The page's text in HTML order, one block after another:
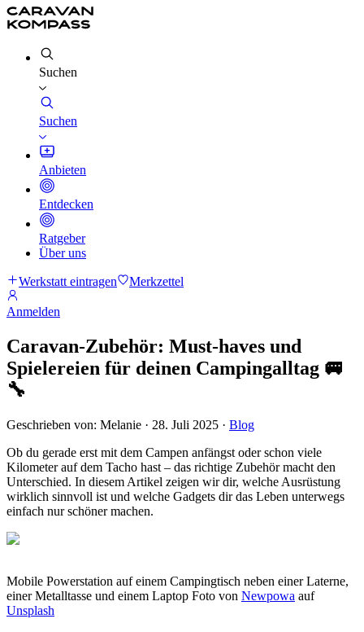
Suchen
Suchen
Anbieten
Entdecken
Ratgeber
Über uns
Werkstatt eintragen Merkzettel
Anmelden
Caravan-Zubehör: Must-haves und
Spielereien für deinen Campingalltag 🚐
🔧
Geschrieben von: Melanie · 28. Juli 2025 · Blog
Ob du gerade erst mit dem Campen anfängst oder schon viele
Kilometer auf dem Tacho hast – das richtige Zubehör macht den
Unterschied. In diesem Artikel zeigen wir dir, welche Ausrüstung
wirklich sinnvoll ist und welche Gadgets dir das Leben unterwegs
einfach nur schöner machen.
Mobile Powerstation auf einem Campingtisch neben einer Laterne,
einer Metalltasse und einem Laptop Foto von Newpowa auf
Unsplash